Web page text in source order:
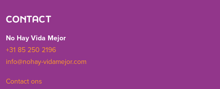
CONTACT
No Hay Vida Mejor
+31 85 250 2196
info@nohay-vidamejor.com
Contact ons